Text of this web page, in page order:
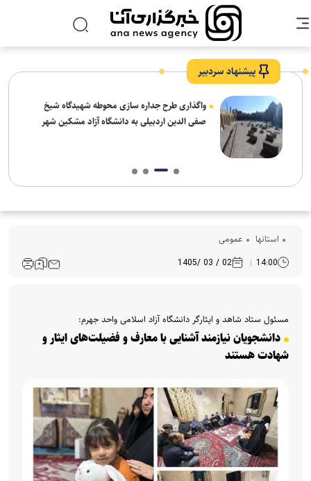
پیشنهاد سردبیر
واگذاری طرح جداره سازی محوطه شهیدگاه شیخ
صفی الدین اردبیلی به دانشگاه آزاد مشکین شهر
استانها عمومی
14:00
02 / 03 /1405
مسئول ستاد شاهد و ایثارگر دانشگاه آزاد اسلامی واحد جهرم:
دانشجویان نیازمند آشنایی با معارف و فضیلت‌های ایثار و
شهادت هستند